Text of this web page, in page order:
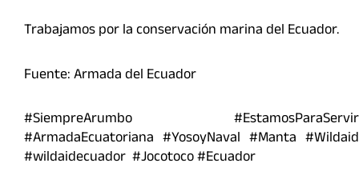
Trabajamos por la conservación marina del Ecuador.
Fuente: Armada del Ecuador
#SiempreArumbo #EstamosParaServir
#ArmadaEcuatoriana #YosoyNaval #Manta #Wildaid
#wildaidecuador #Jocotoco #Ecuador